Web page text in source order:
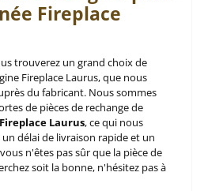
Fireplace
trouverez un grand choix de
Fireplace Laurus, que nous
du fabricant. Nous sommes
de pièces de rechange de
Fireplace Laurus, ce qui nous
délai de livraison rapide et un
n'êtes pas sûr que la pièce de
soit la bonne, n'hésitez pas à